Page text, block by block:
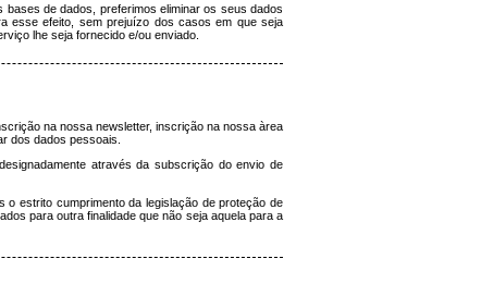
de dados, preferimos eliminar os seus dados
esse efeito, sem prejuízo dos casos em que seja
lhe seja fornecido e/ou enviado.
na nossa newsletter, inscrição na nossa àrea
dos dados pessoais.
através da subscrição do envio de
estrito cumprimento da legislação de proteção de
para outra finalidade que não seja aquela para a